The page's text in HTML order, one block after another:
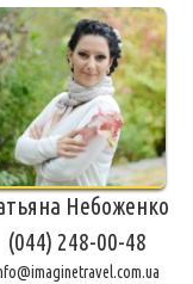
Небоженко
(044) 248-00-48